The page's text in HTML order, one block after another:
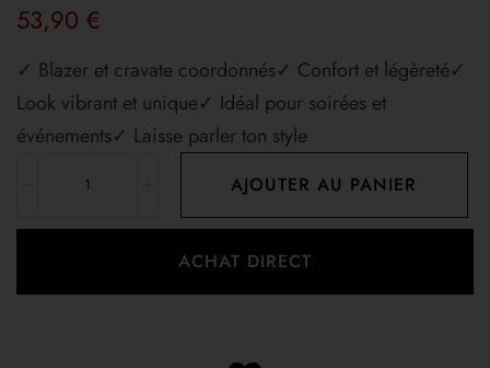
53,90 €
✓ Blazer et cravate coordonnés✓ Confort et légèreté✓
Look vibrant et unique✓ Idéal pour soirées et
événements✓ Laisse parler ton style
AJOUTER AU PANIER
ACHAT DIRECT